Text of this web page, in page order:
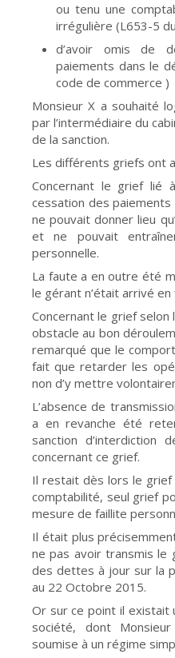
ou tenu une
irrégulière (L653-5
d’avoir omis de
paiements dans le
code de commerce )
Monsieur X a souhaité
par l’intermédiaire du
de la sanction.
Les différents griefs ont
Concernant le grief lié
cessation des paiements
ne pouvait donner lieu
et ne pouvait
personnelle.
La faute a en outre été
le gérant n’était arrivé
Concernant le grief
obstacle au bon
remarqué que le
fait que retarder les
non d’y mettre
L’absence de
a en revanche été
sanction d’interdiction
concernant ce grief.
Il restait dès lors le grief
comptabilité, seul grief
mesure de faillite
Il était plus
ne pas avoir transmis le
des dettes à jour sur la
au 22 Octobre 2015.
Or sur ce point il existait
société, dont
soumise à un régime